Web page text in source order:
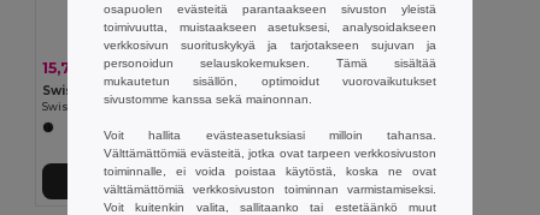
15,74 € 19,60 € -20%
Swiss Peak P300.24
Swiss Peak RCS 10W hiirimatto langattomalla latauksella
osapuolen evästeitä parantaakseen sivuston yleistä
toimivuutta, muistaakseen asetuksesi, analysoidakseen
verkkosivun suorituskykyä ja tarjotakseen sujuvan ja
personoidun selauskokemuksen. Tämä sisältää
mukautetun sisällön, optimoidut vuorovaikutukset
sivustomme kanssa sekä mainonnan.
Voit hallita evästeasetuksiasi milloin tahansa.
Välttämättömiä evästeitä, jotka ovat tarpeen verkkosivuston
toiminnalle, ei voida poistaa käytöstä, koska ne ovat
välttämättömiä verkkosivuston toiminnan varmistamiseksi.
Voit kuitenkin valita, sallitaanko tai estetäänkö muut